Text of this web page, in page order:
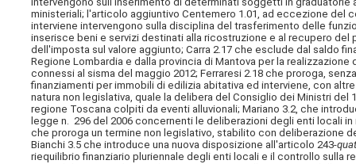
ministeriali; l'articolo aggiuntivo Centemero 1.01, ad eccezione del
interviene intervengono sulla disciplina del trasferimento delle
inserisce beni e servizi destinati alla ricostruzione e al recupero
dell'imposta sul valore aggiunto; Carra 2.17 che esclude dal saldo
Regione Lombardia e dalla provincia di Mantova per la
connessi al sisma del maggio 2012; Ferraresi 2.18 che proroga,
finanziamenti per immobili di edilizia abitativa ed interviene, con
natura non legislativa, quale la delibera del Consiglio dei Ministri
regione Toscana colpiti da eventi alluvionali; Mariano 3.2, che
legge n. 296 del 2006 concernenti le deliberazioni degli enti locali
che proroga un termine non legislativo, stabilito con deliberazione
Bianchi 3.5 che introduce una nuova disposizione all'articolo 243-
riequilibrio finanziario pluriennale degli enti locali e il controllo sulla